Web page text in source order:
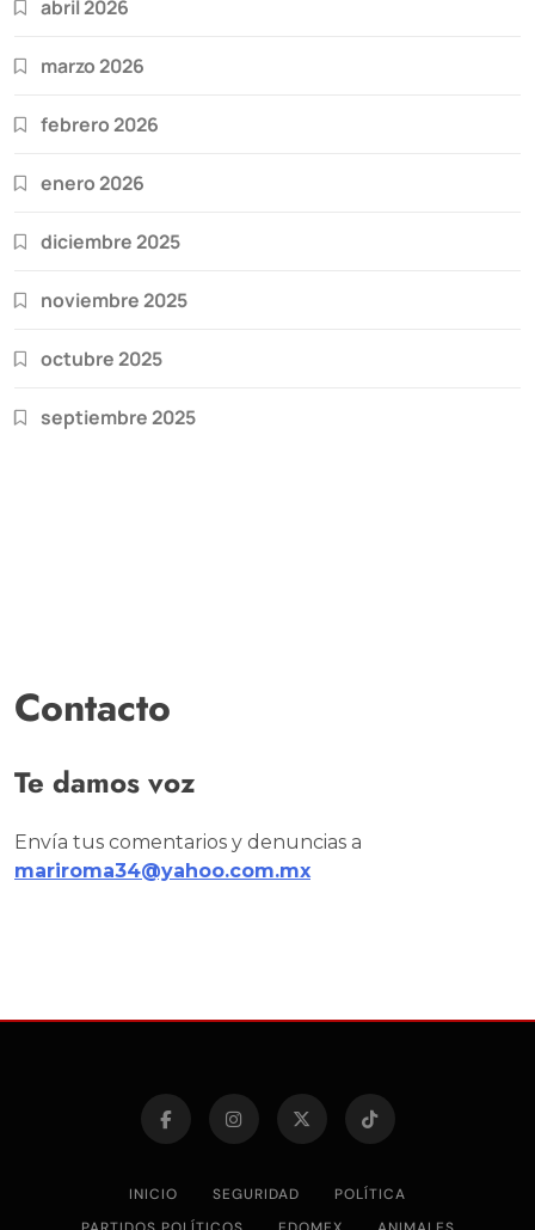
abril 2026
marzo 2026
febrero 2026
enero 2026
diciembre 2025
noviembre 2025
octubre 2025
septiembre 2025
Contacto
Te damos voz
Envía tus comentarios y denuncias a
mariroma34@yahoo.com.mx
INICIO SEGURIDAD
POLÍTICA